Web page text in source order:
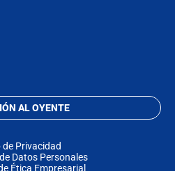
AL OYENTE
de Privacidad
Datos Personales
Ética Empresarial